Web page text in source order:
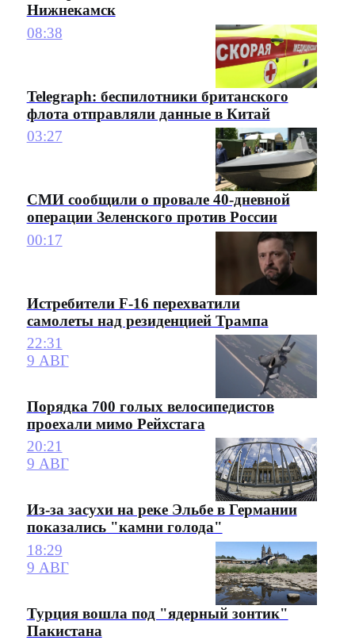
Нижнекамск
08:38
Telegraph: беспилотники британского
флота отправляли данные в Китай
03:27
СМИ сообщили о провале 40-дневной
операции Зеленского против России
00:17
Истребители F-16 перехватили
самолеты над резиденцией Трампа
22:31
9 АВГ
Порядка 700 голых велосипедистов
проехали мимо Рейхстага
20:21
9 АВГ
Из-за засухи на реке Эльбе в Германии
показались "камни голода"
18:29
9 АВГ
Турция вошла под "ядерный зонтик"
Пакистана